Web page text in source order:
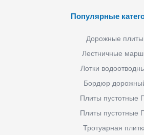
Популярные
Дорожные плиты
Лестничные
Лотки
Бордюр
Плиты пустотные
Плиты пустотные
Тротуарная